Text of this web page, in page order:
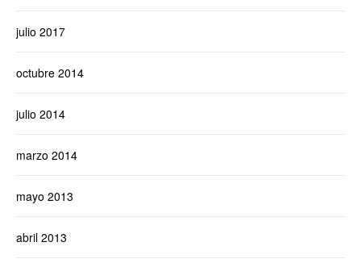
julio 2017
octubre 2014
julio 2014
marzo 2014
mayo 2013
abril 2013